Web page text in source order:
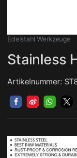
Edelstahl Werkzeuge
Stainless
Artikelnummer: